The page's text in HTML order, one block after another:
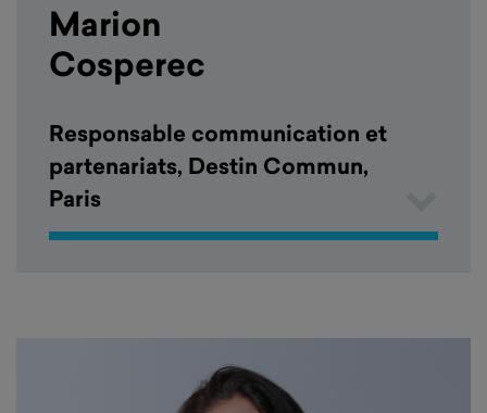
Marion
Cosperec
Responsable communication et
partenariats, Destin Commun,
Paris